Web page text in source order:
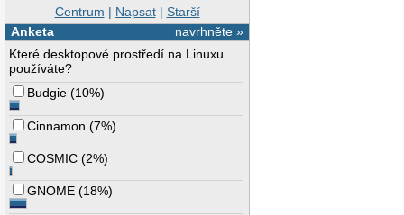
Centrum | Napsat| Starší
navrhněte »
Anketa
Které desktopové prostředí na Linuxu
používáte?
Budgie (10%)
Cinnamon (7%)
COSMIC (2%)
GNOME (18%)